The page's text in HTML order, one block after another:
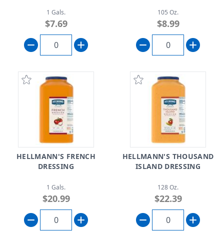
1 Gals.
$7.69
105 Oz.
$8.99
HELLMANN'S FRENCH
DRESSING
1 Gals.
$20.99
HELLMANN'S THOUSAND
ISLAND DRESSING
128 Oz.
$22.39